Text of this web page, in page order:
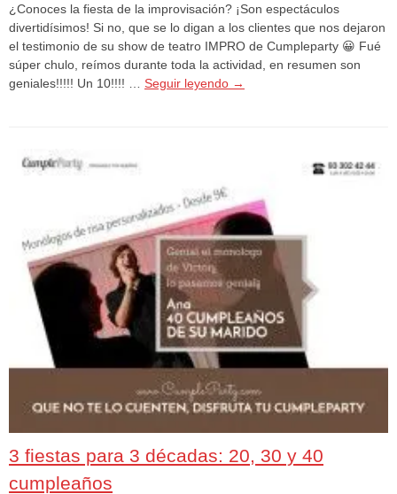
¿Conoces la fiesta de la improvisación? ¡Son espectáculos
divertidísimos! Si no, que se lo digan a los clientes que nos dejaron
el testimonio de su show de teatro IMPRO de Cumpleparty 😀 Fué
súper chulo, reímos durante toda la actividad, en resumen son
geniales!!!!! Un 10!!!! … Seguir leyendo →
3 fiestas para 3 décadas: 20, 30 y 40
cumpleaños